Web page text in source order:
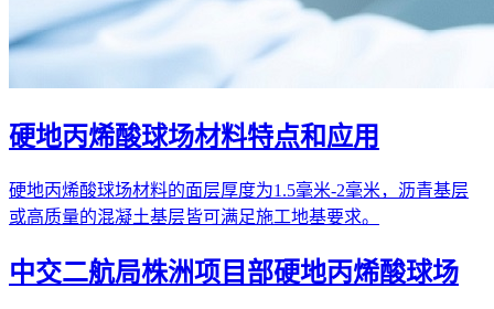
硬地丙烯酸球场材料特点和应用
硬地丙烯酸球场材料的面层厚度为1.5毫米-2毫米，沥青基层
或高质量的混凝土基层皆可满足施工地基要求。
中交二航局株洲项目部硬地丙烯酸球场